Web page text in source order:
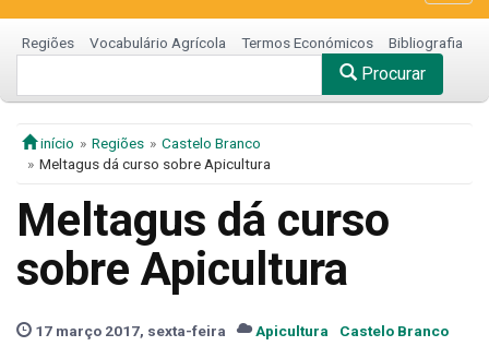
Regiões Vocabulário Agrícola Termos Económicos Bibliografia
Procurar
início Regiões
Castelo Branco
Meltagus dá curso sobre Apicultura
Meltagus dá curso
sobre Apicultura
17 março 2017, sexta-feira Apicultura Castelo Branco